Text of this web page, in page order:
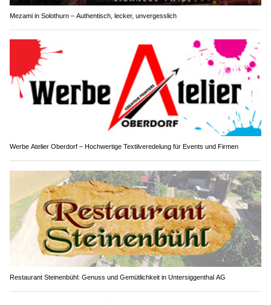
Mezami in Solothurn – Authentisch, lecker, unvergesslich
Werbe Atelier Oberdorf – Hochwertige Textilveredelung für Events und Firmen
Restaurant Steinenbühl: Genuss und Gemütlichkeit in Untersiggenthal AG